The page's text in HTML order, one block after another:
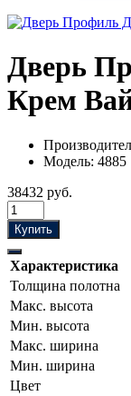
Дверь
Крем
Модель: 4885
38432 руб.
Купить
Характеристика
Толщина полотна
Макс. высота
Мин. высота
Макс. ширина
Мин. ширина
Цвет